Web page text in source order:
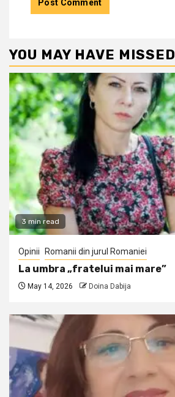
YOU MAY HAVE MISSED
3 min read
Opinii Romanii din jurul Romaniei
La umbra „fratelui mai mare”
May 14, 2026 Doina Dabija